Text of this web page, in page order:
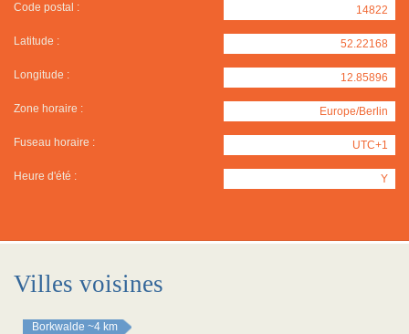
Code postal : 14822
Latitude : 52.22168
Longitude : 12.85896
Zone horaire : Europe/Berlin
Fuseau horaire : UTC+1
Heure d'été : Y
Villes voisines
Borkwalde ~4 km